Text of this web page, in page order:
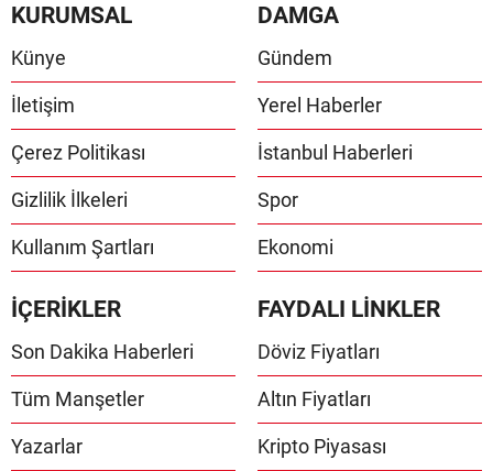
KURUMSAL
Künye
İletişim
Çerez Politikası
Gizlilik İlkeleri
Kullanım Şartları
DAMGA
Gündem
Yerel Haberler
İstanbul Haberleri
Spor
Ekonomi
İÇERİKLER
Son Dakika Haberleri
Tüm Manşetler
Yazarlar
FAYDALI LİNKLER
Döviz Fiyatları
Altın Fiyatları
Kripto Piyasası